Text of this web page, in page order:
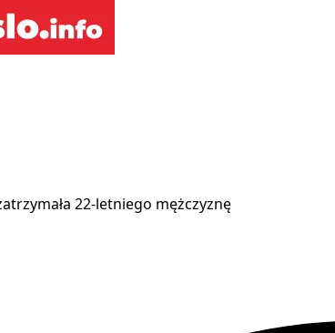
22-letniego mężczyznę